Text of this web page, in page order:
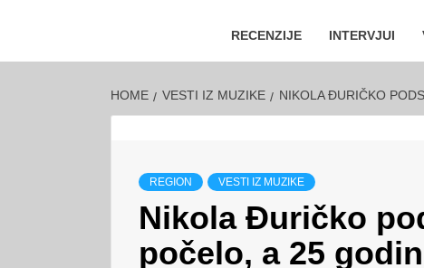
RECENZIJE INTERVJUI
HOME VESTI IZ MUZIKE NIKOLA ĐURIČKO
REGION VESTI IZ MUZIKE
Nikola Đuričko
počelo, a 25